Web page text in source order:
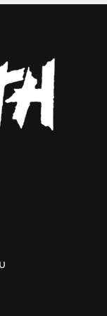
Ηλείας και στις